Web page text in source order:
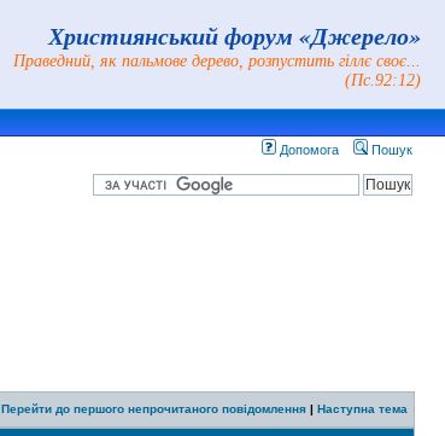
Християнський форум «Джерело»
Праведний, як пальмове дерево, розпустить гіллє своє...
(Пс.92:12)
Допомога Пошук
Перейти до першого непрочитаного повідомлення | Наступна тема